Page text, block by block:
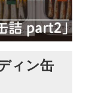
ィン缶